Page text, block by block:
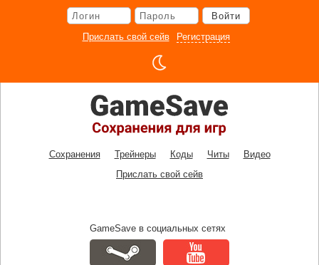
Войти
Прислать свой сейв
Регистрация
Сохранения Трейнеры Коды Читы
Видео
Прислать свой сейв
GameSave в социальных сетях